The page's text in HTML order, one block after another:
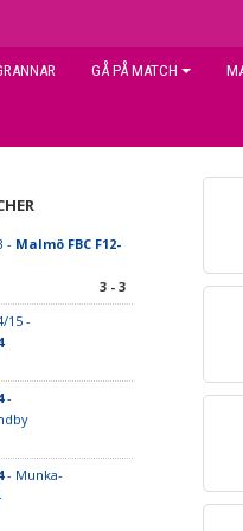
GÅ PÅ MATCH
- Malmö FBC F12-
3 - 3
15 -
-
- Munka-